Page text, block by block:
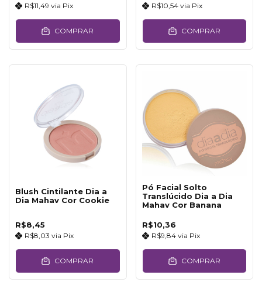
R$11,49 via Pix
COMPRAR
R$10,54 via Pix
COMPRAR
Blush Cintilante Dia a
Dia Mahav Cor Cookie
R$8,45
R$8,03 via Pix
COMPRAR
Pó Facial Solto
Translúcido Dia a Dia
Mahav Cor Banana
R$10,36
R$9,84 via Pix
COMPRAR